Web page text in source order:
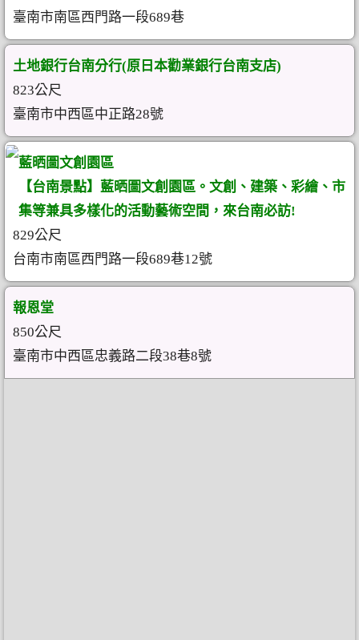
臺南市南區西門路一段689巷
土地銀行台南分行(原日本勸業銀行台南支店)
823公尺
臺南市中西區中正路28號
藍晒圖文創園區
【台南景點】藍晒圖文創園區。文創、建築、彩繪、市
集等兼具多樣化的活動藝術空間，來台南必訪!
829公尺
台南市南區西門路一段689巷12號
報恩堂
850公尺
臺南市中西區忠義路二段38巷8號